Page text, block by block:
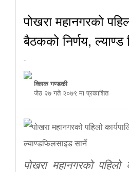
पोखरा महानगरको
बैठकको निर्णय, ल्याण्ड
-
क्लिक गण्डकी
जेठ २७ गते २०७९ मा प्रकाशित
पोखरा महानगरको पहिलो